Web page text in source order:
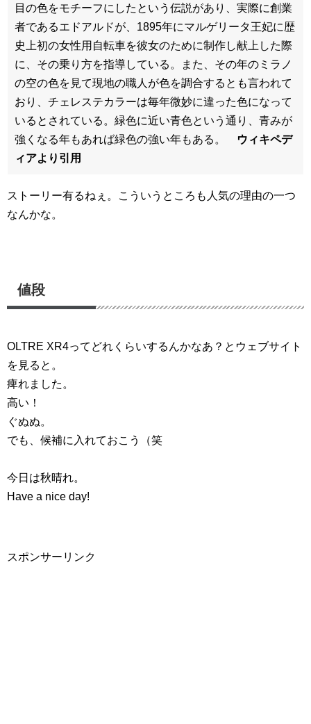
目の色をモチーフにしたという伝説があり、実際に創業
者であるエドアルドが、1895年にマルゲリータ王妃に歴
史上初の女性用自転車を彼女のために制作し献上した際
に、その乗り方を指導している。また、その年のミラノ
の空の色を見て現地の職人が色を調合するとも言われて
おり、チェレステカラーは毎年微妙に違った色になって
いるとされている。緑色に近い青色という通り、青みが
強くなる年もあれば緑色の強い年もある。
ウィキペデ
ィアより引用
ストーリー有るねぇ。こういうところも人気の理由の一つ
なんかな。
値段
OLTRE XR4ってどれくらいするんかなあ？とウェブサイト
を見ると。
痺れました。
高い！
ぐぬぬ。
でも、候補に入れておこう（笑
今日は秋晴れ。
Have a nice day!
スポンサーリンク